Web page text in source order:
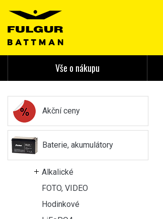
Vše o nákupu
Akční ceny
Baterie, akumulátory
Alkalické
FOTO, VIDEO
Hodinkové